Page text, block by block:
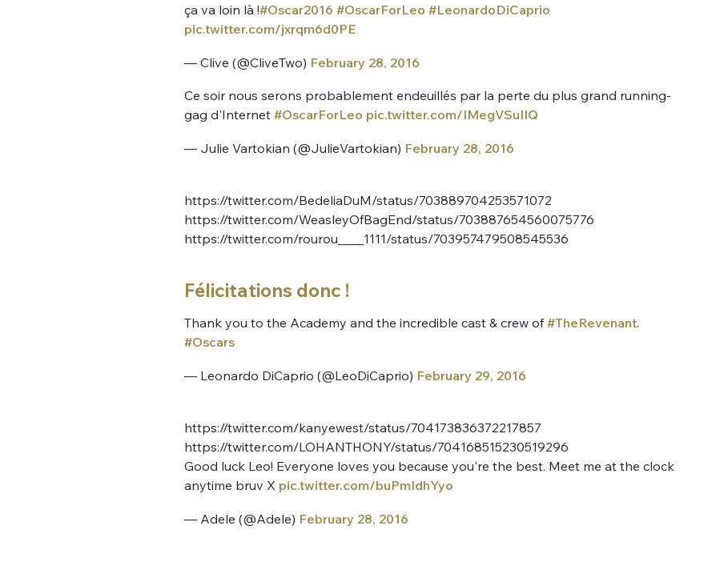
ça va loin là !#Oscar2016 #OscarForLeo #LeonardoDiCaprio
pic.twitter.com/jxrqm6d0PE
— Clive (@CliveTwo) February 28, 2016
Ce soir nous serons probablement endeuillés par la perte du plus grand running-
gag d'Internet #OscarForLeo pic.twitter.com/IMegVSuIIQ
— Julie Vartokian (@JulieVartokian) February 28, 2016
https://twitter.com/BedeliaDuM/status/703889704253571072
https://twitter.com/WeasleyOfBagEnd/status/703887654560075776
https://twitter.com/rourou____1111/status/703957479508545536
Félicitations donc !
Thank you to the Academy and the incredible cast & crew of#TheRevenant.
#Oscars
— Leonardo DiCaprio (@LeoDiCaprio) February 29, 2016
https://twitter.com/kanyewest/status/704173836372217857
https://twitter.com/LOHANTHONY/status/704168515230519296
Good luck Leo! Everyone loves you because you're the best. Meet me at the clock
anytime bruv X pic.twitter.com/buPmIdhYyo
— Adele (@Adele) February 28, 2016